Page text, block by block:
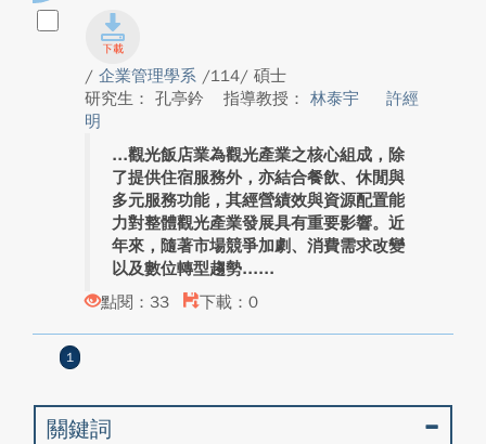
/ 企業管理學系 /114/ 碩士
研究生： 孔亭鈐
指導教授： 林泰宇
許經
明
觀光飯店業為觀光產業之核心組成，除
了提供住宿服務外，亦結合餐飲、休閒與
多元服務功能，其經營績效與資源配置能
力對整體觀光產業發展具有重要影響。近
年來，隨著市場競爭加劇、消費需求改變
以及數位轉型趨勢...
點閱：33
下載：0
1
關鍵詞